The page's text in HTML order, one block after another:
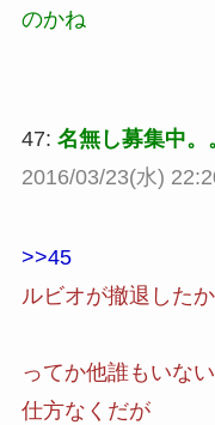
のかね
47: 名無し募集中
2016/03/23(水)
>>45
ルビオが撤退した
ってか他誰もいな
仕方なくだが